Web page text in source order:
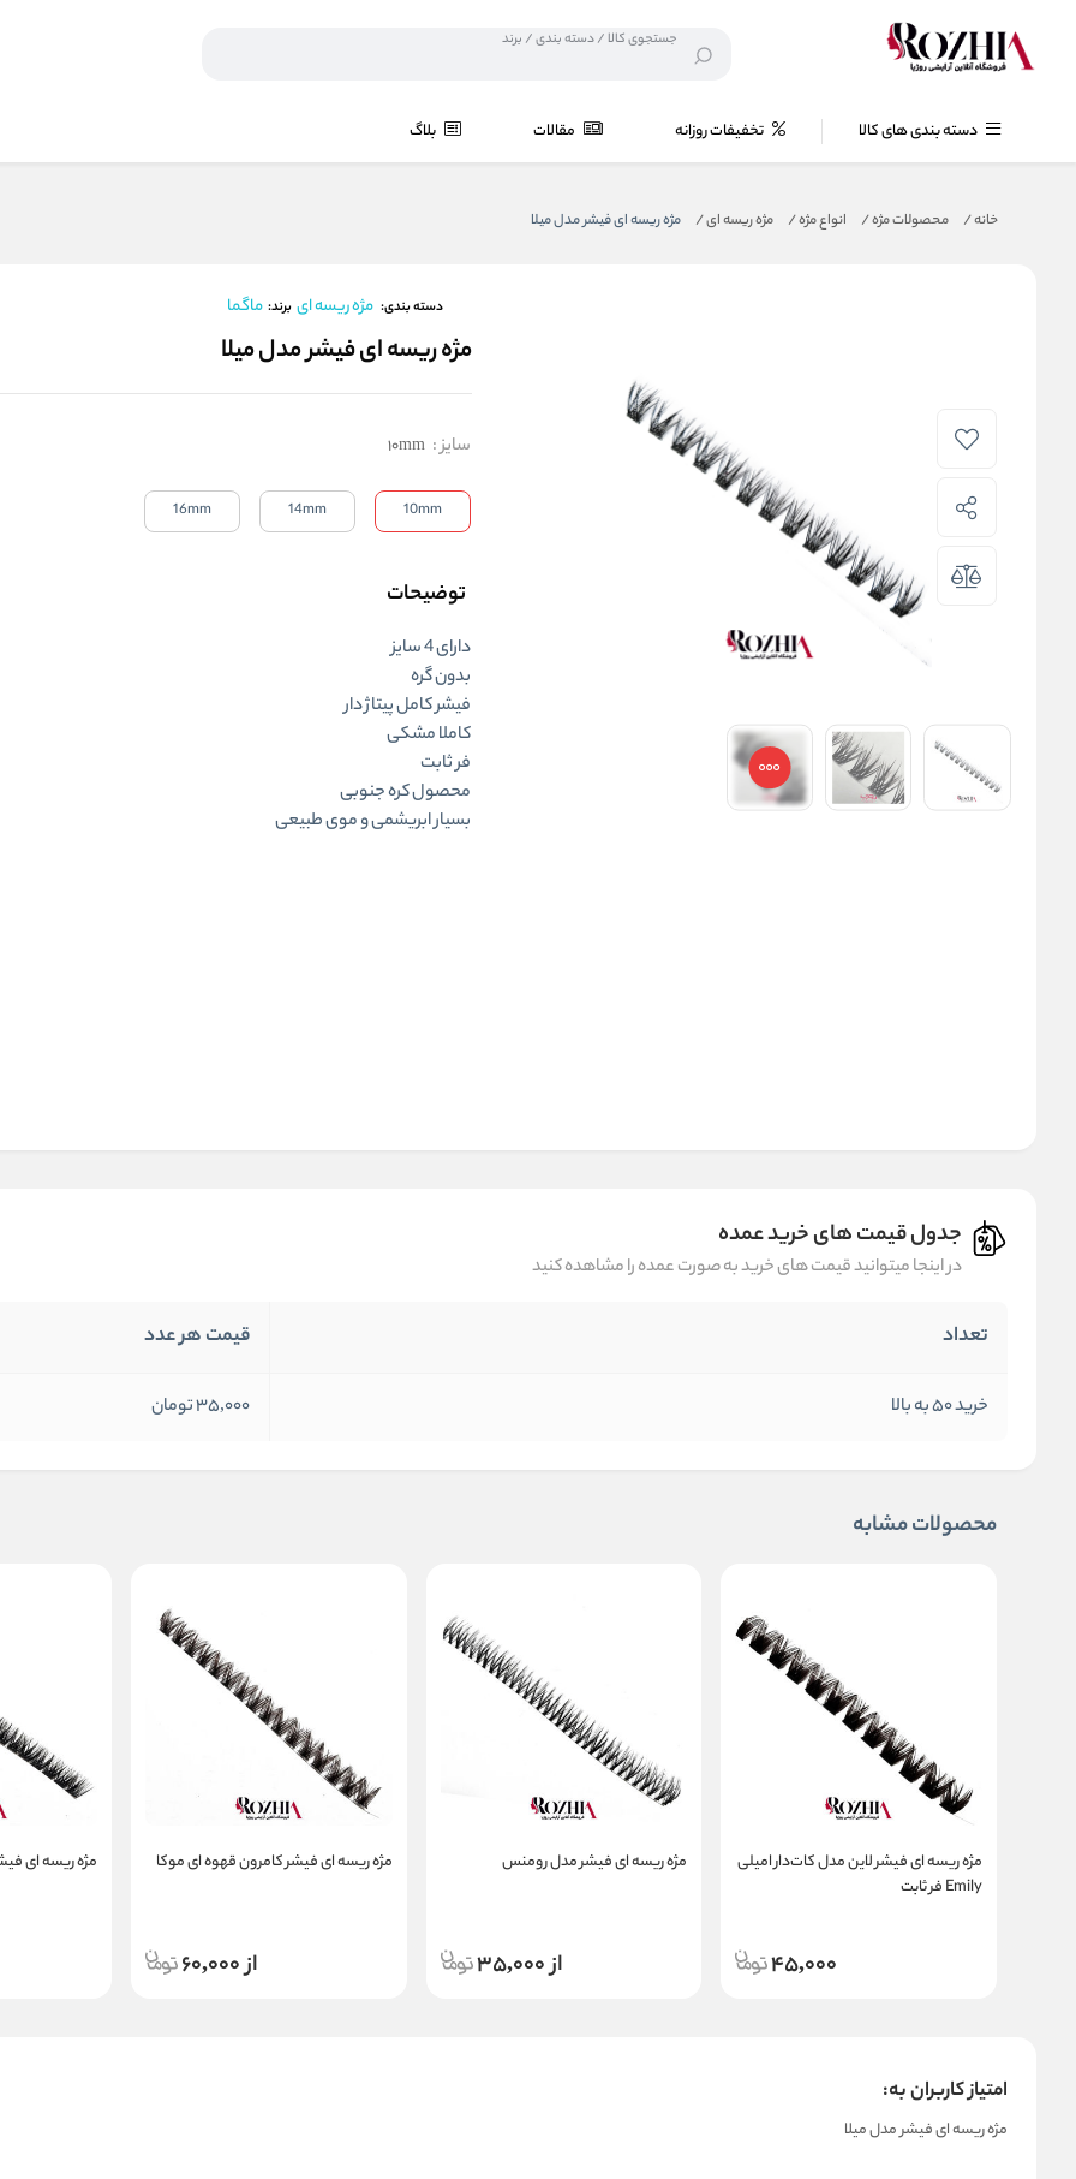
دسته بندی های کالا تخفیفات روزانه مقالات بلاگ
خانه/ محصولات مژه/ انواع مژه/ مژه ریسه ای/ مژه ریسه ای فیشر مدل میلا
دسته بندی: مژه ریسه ای برند: ماگما
مژه ریسه ای فیشر مدل میلا
سایز:
10mm
10mm
14mm
16mm
توضیحات
دارای 4 سایز
بدون گره
فیشر کامل پیتاژ دار
کاملا مشکی
فر ثابت
محصول کره جنوبی
بسیار ابریشمی و موی طبیعی
جدول قیمت های خرید عمده
در اینجا میتوانید قیمت های خرید به صورت عمده را مشاهده کنید
تعداد قیمت هر عدد
خرید 50 به بالا 35,000 تومان
محصولات مشابه
مژه ریسه ای فیشر لاین مدل کات‌دار امیلی
Emily فر ثابت
45,000
مژه ریسه ای فیشر مدل رومنس
از 35,000
مژه ریسه ای فیشر کامرون قهوه ای موکا
از 60,000
مژه ریسه ای
امتیاز کاربران به:
مژه ریسه ای فیشر مدل میلا